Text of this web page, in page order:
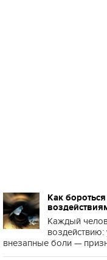
Как
Каждый
воздействию:
внезапные боли —